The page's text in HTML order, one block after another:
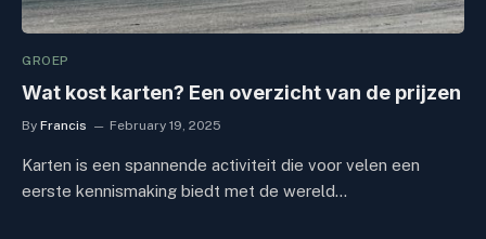
GROEP
Wat kost karten? Een overzicht van de prijzen
By Francis February 19, 2025
Karten is een spannende activiteit die voor velen een
eerste kennismaking biedt met de wereld…